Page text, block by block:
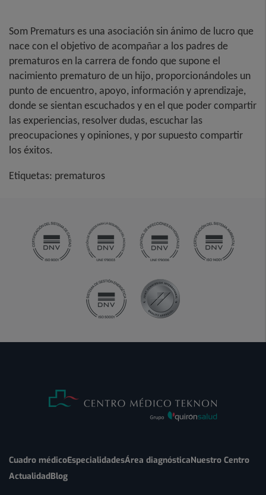
Som Prematurs es una asociación sin ánimo de lucro que
nace con el objetivo de acompañar a los padres de
prematuros en la carrera de fondo que supone el
nacimiento prematuro de un hijo, proporcionándoles un
punto de encuentro, apoyo, información y aprendizaje,
donde se sientan escuchados y en el que poder compartir
las experiencias, resolver dudas, escuchar las
preocupaciones y opiniones, y por supuesto compartir
los éxitos.
Etiquetas: prematuros
Cuadro médicoEspecialidadesÁrea diagnósticaNuestro Centro
ActualidadBlog